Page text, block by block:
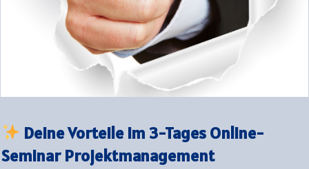
Deine Vorteile im 3-Tages Online-
Seminar Projektmanagement